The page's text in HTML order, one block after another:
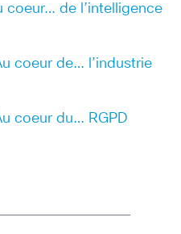
coeur… de l’intelligence
coeur de… l’industrie
coeur du… RGPD